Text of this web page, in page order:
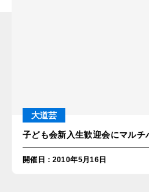
大道芸
子ども会新入生歓迎会にマル
開催日 ：2010年5月16日